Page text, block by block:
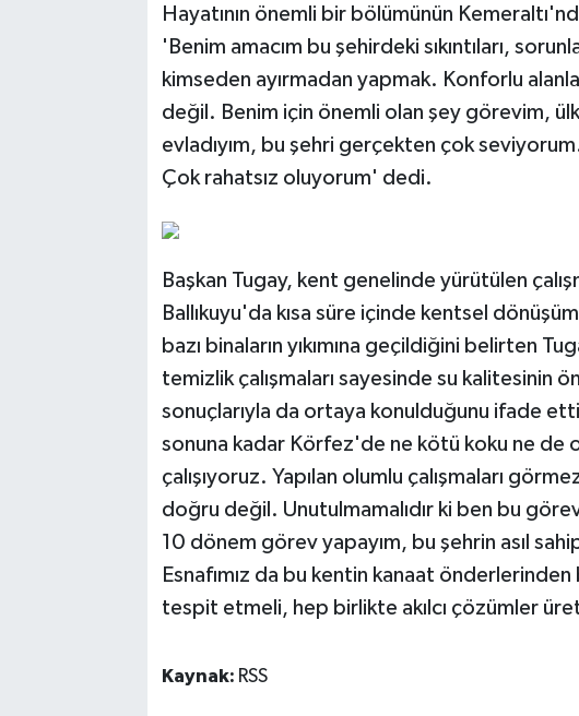
Hayatının önemli bir bölümünün
'Benim amacım bu şehirdeki sıkıntıları,
kimseden ayırmadan yapmak. Konforlu
değil. Benim için önemli olan şey görevim,
evladıyım, bu şehri gerçekten çok
Çok rahatsız oluyorum' dedi.
Başkan Tugay, kent genelinde yürütülen
Ballıkuyu'da kısa süre içinde kentsel dönüşüm
bazı binaların yıkımına geçildiğini belirten
temizlik çalışmaları sayesinde su kalitesinin
sonuçlarıyla da ortaya konulduğunu ifade
sonuna kadar Körfez'de ne kötü koku ne de
çalışıyoruz. Yapılan olumlu çalışmaları
doğru değil. Unutulmamalıdır ki ben bu
10 dönem görev yapayım, bu şehrin asıl
Esnafımız da bu kentin kanaat
tespit etmeli, hep birlikte akılcı çözümler
Kaynak: RSS